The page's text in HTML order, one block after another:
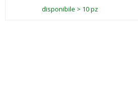
disponibile > 10 pz